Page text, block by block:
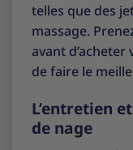
telles que des
massage.
avant
de faire le
L’entretien
de nage